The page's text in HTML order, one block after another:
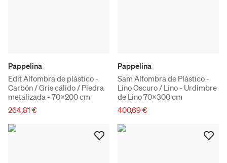
Pappelina
Edit Alfombra de plástico -
Carbón / Gris cálido / Piedra
metalizada - 70x200 cm
264,81 €
Pappelina
Sam Alfombra de Plástico -
Lino Oscuro / Lino - Urdimbre
de Lino 70x300 cm
400,69 €